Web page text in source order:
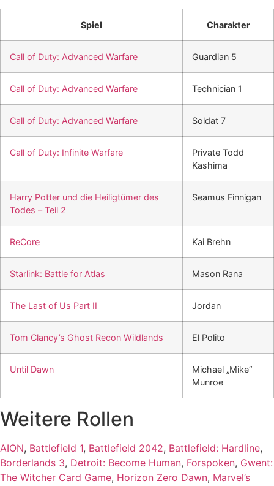
Spiel Charakter
Call of Duty: Advanced Warfare Guardian 5
Call of Duty: Advanced Warfare Technician 1
Call of Duty: Advanced Warfare Soldat 7
Call of Duty: Infinite Warfare
Private Todd
Kashima
Harry Potter und die Heiligtümer des
Todes – Teil 2
Seamus Finnigan
ReCore Kai Brehn
Starlink: Battle for Atlas Mason Rana
The Last of Us Part II Jordan
Tom Clancy’s Ghost Recon Wildlands El Polito
Until Dawn
Michael „Mike“
Munroe
Weitere Rollen
AION, Battlefield 1, Battlefield 2042, Battlefield: Hardline,
Borderlands 3, Detroit: Become Human, Forspoken, Gwent:
The Witcher Card Game, Horizon Zero Dawn, Marvel’s